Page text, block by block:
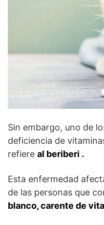
Sin embargo, uno de
deficiencia de
refiere al beriberi .
Esta enfermedad
de las personas que
blanco, carente de